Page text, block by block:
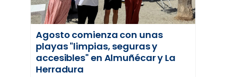
Agosto comienza con unas
playas "limpias, seguras y
accesibles" en Almuñécar y La
Herradura